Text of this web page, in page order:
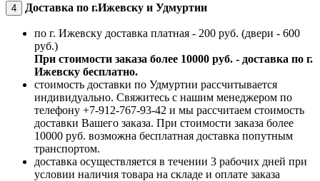
4 Доставка по г.Ижевску и Удмуртии
по г. Ижевску доставка платная - 200 руб. (двери - 600
руб.)
При стоимости заказа более 10000 руб. - доставка по г.
Ижевску бесплатно.
стоимость доставки по Удмуртии рассчитывается
индивидуально. Свяжитесь с нашим менеджером по
телефону +7-912-767-93-42 и мы рассчитаем стоимость
доставки Вашего заказа. При стоимости заказа более
10000 руб. возможна бесплатная доставка попутным
транспортом.
доставка осуществляется в течении 3 рабочих дней при
условии наличия товара на складе и оплате заказа